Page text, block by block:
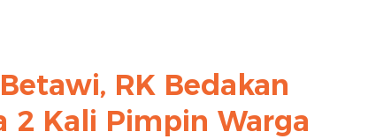
RK Bedakan
2 Kali Pimpin Warga